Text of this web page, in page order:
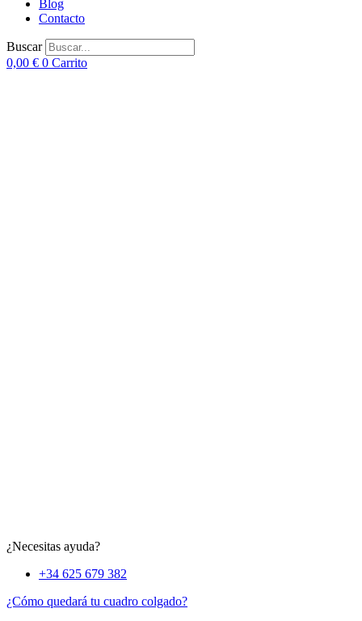
Blog
Contacto
Buscar
0,00 € 0 Carrito
¿Necesitas ayuda?
+34 625 679 382
¿Cómo quedará tu cuadro colgado?